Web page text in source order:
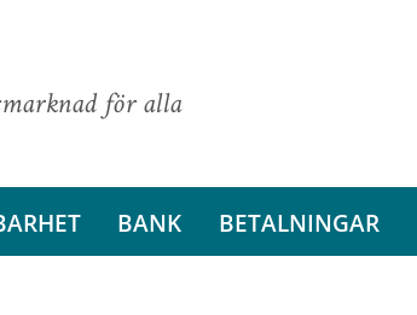
för alla
BANK BETALNINGAR